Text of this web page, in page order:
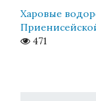
Харовые
471